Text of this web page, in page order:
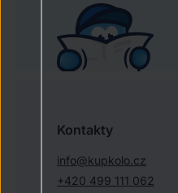
Kontakty
info@kupkolo.cz
+420 499 111 062